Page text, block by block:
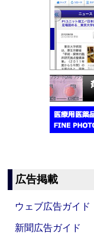
広告掲載
ウェブ広告ガイド
新聞広告ガイド